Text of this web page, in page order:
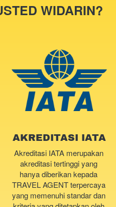
WIDARIN?
AKREDITASI IATA
Akreditasi IATA merupakan
akreditasi tertinggi yang
hanya diberikan kepada
TRAVEL AGENT terpercaya
yang memenuhi standar dan